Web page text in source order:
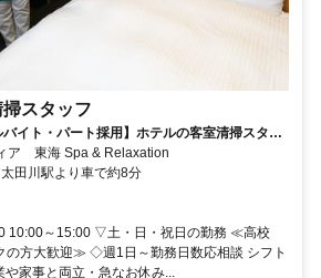
スタッフ
バイト・パート採用】ホテルの客室清掃スタッ
主婦活躍中
ア 東海 Spa & Relaxation
田川駅より車で約8分
10:00～15:00 ▽土・日・祝日の勤務 ≪高校
の方大歓迎≫ ◇週1日～勤務日数応相談 シフト
家事と両立・急なお休み...